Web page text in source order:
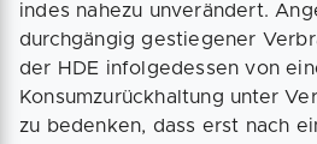
indes nahezu unverändert.
durchgängig gestiegener
der HDE infolgedessen von
Konsumzurückhaltung unter
zu bedenken, dass erst nach